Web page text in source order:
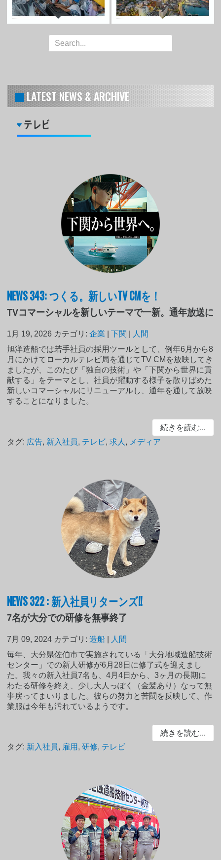
LATEST NEWS & ARCHIVE
テレビ
NEWS 343: つくる。新しいTV CMを！
TVコマーシャルを新しいテーマで一新。通年放送に
1月 19, 2026 カテゴリ:企業 |下関
人間
旭洋造船では若手社員の採用ツールとして、例年6月から8
月にかけてローカルテレビ局を通じてTV CMを放映してき
ましたが、このたび「独自の技術」や「下関から世界に貢
献する」をテーマとし、社員が躍動する様子を散りばめた
新しいコマーシャルにリニューアルし、通年を通して放映
することになりました。
続きを読む...
タグ: 広告, 新入社員, テレビ,求人 , メディア
NEWS 322 : 新入社員リターンズ!!
7名が大分での研修を無事終了
7月 09, 2024 カテゴリ:造船
人間
毎年、大分県佐伯市で実施されている「大分地域造船技術
センター」での新人研修が6月28日に修了式を迎えまし
た。我々の新入社員7名も、4月4日から、3ヶ月の長期に
わたる研修を終え、少し大人っぽく（金髪あり）なって無
事戻ってまいりました。彼らの努力と苦闘を反映して、作
業服は今年も汚れているようです。
続きを読む...
タグ: 新入社員, 雇用 ,研修, テレビ